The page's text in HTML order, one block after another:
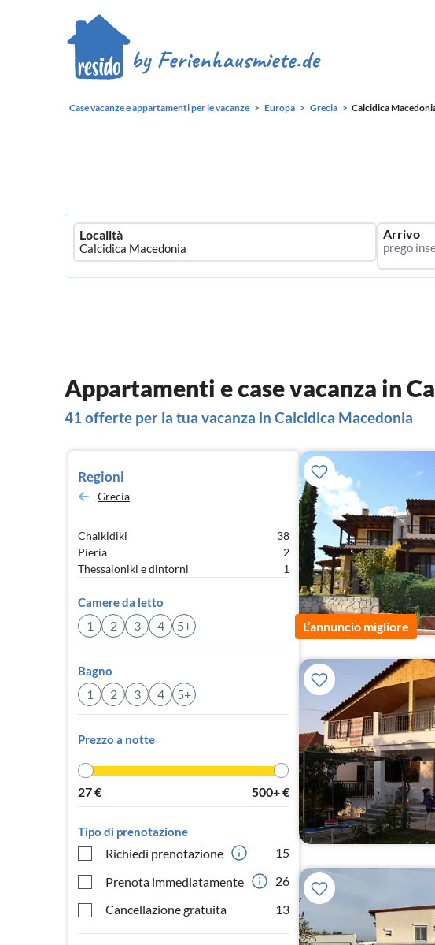
Case vacanze e appartamenti per le vacanze Europa Grecia Calcidica
Ferienhausmiete
logo
Località Arrivo
Appartamenti e case vacanza in
41 offerte per la tua vacanza in Calcidica Macedonia
Regioni
Grecia
Chalkidiki
38
Pieria
2
Thessaloniki e dintorni
1
Camere da letto
1 2 3 4 5+
Bagno
1 2 3 4 5+
Prezzo a notte
27€ 500+€
Tipo di prenotazione
Richiedi prenotazione
15
Prenota immediatamente
26
Cancellazione gratuita
13
L’annuncio migliore